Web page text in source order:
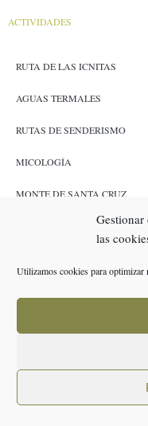
las
Utilizamos cookies para
ACTIVIDADES
RUTA DE LAS ICNITAS
AGUAS TERMALES
RUTAS DE SENDERISMO
MICOLOGÍA
MONTE DE SANTA CRUZ
POLÍTICA DE COOKIES (UE)
AVISO LEGAL
POLÍTICA DE PRIVACIDAD